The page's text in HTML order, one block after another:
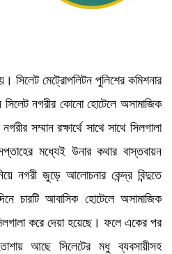
সিলেট মেট্রোপলিটন পুলিশের কমিশনার
সিলেট নগরীর কোনো হোটেলে অসামাজিক
সম্মান রক্ষার্থে সাথে সাথে সিলগালা
মধ্যেই উনার কথার বাস্তবায়ন
নগরী জুড়ে আলোচনার কেন্দ্র বিন্দুতে
চারটি আবাসিক হোটেলে অসামাজিক
করে দেয়া হয়েছে। ফলে একের পর
আছে সিলেটের মধু ব্যবসায়ীসহ